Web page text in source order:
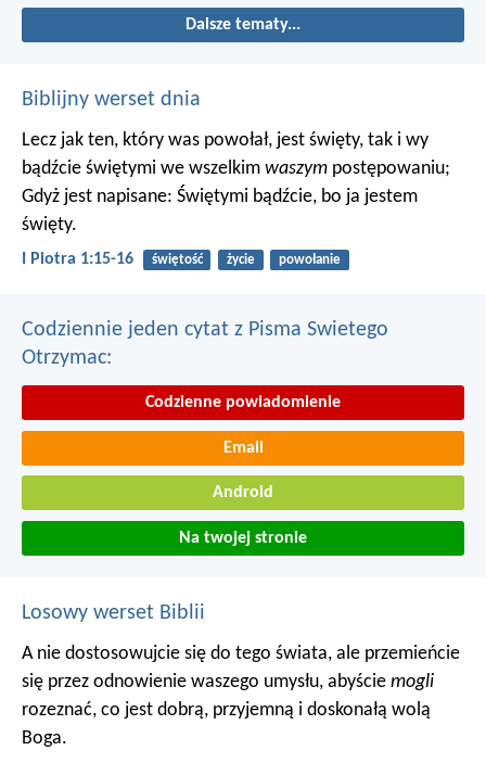
Dalsze tematy...
Biblijny werset dnia
Lecz jak ten, który was powołał, jest święty, tak i wy
bądźcie świętymi we wszelkim waszym postępowaniu;
Gdyż jest napisane: Świętymi bądźcie, bo ja jestem
święty.
I Piotra 1:15-16 świętość życie powołanie
Codziennie jeden cytat z Pisma Swietego
Otrzymac:
Codzienne powiadomienie
Email
Android
Na twojej stronie
Losowy werset Biblii
A nie dostosowujcie się do tego świata, ale przemieńcie
się przez odnowienie waszego umysłu, abyście mogli
rozeznać, co jest dobrą, przyjemną i doskonałą wolą
Boga.